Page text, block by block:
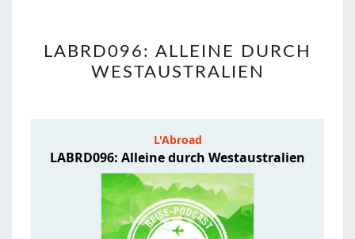
ALLEINE
DURCH
LABRD096: ALLEINE DURCH
WESTAUSTRALIEN